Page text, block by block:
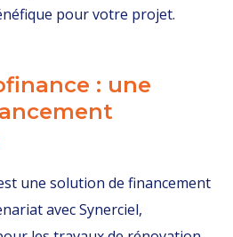
pour votre projet.
: une
une solution de financement
avec Synerciel,